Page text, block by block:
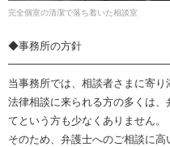
完全個室の清潔で落ち着いた相談室
◆事務所の方針
当事務所では、相談者さまに寄り
法律相談に来られる方の多くは
てという方も少なくありません。
そのため、弁護士へのご相談に